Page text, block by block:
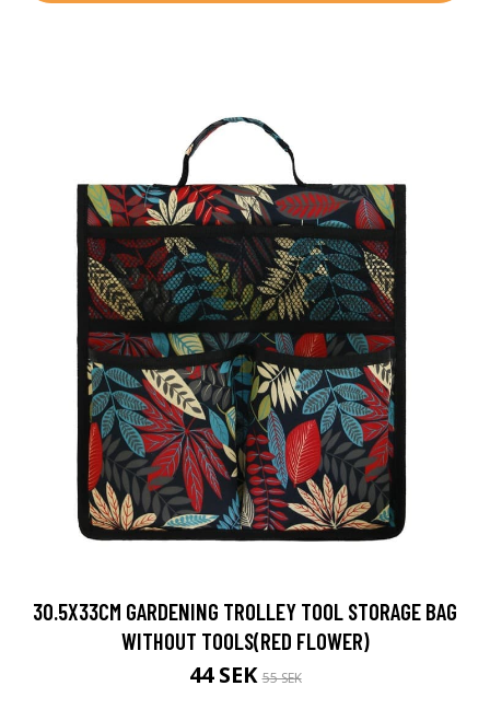
30.5X33CM GARDENING TROLLEY TOOL STORAGE BAG
WITHOUT TOOLS(RED FLOWER)
44 SEK55 SEK